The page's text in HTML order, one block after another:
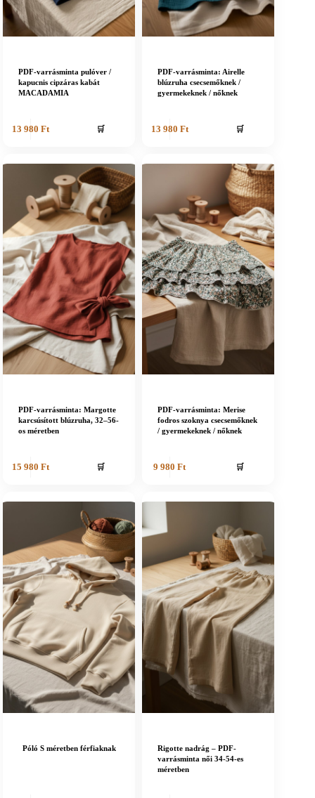
PDF-varrásminta pulóver /
kapucnis cipzáras kabát
MACADAMIA
13 980 Ft 🛒
PDF-varrásminta: Airelle
blúzruha csecsemőknek /
gyermekeknek / nőknek
13 980 Ft 🛒
PDF-varrásminta: Margotte
karcsúsított blúzruha, 32–56-
os méretben
15 980 Ft 🛒
PDF-varrásminta: Merise
fodros szoknya csecsemőknek
/ gyermekeknek / nőknek
9 980Ft 🛒
Póló S méretben férfiaknak
Rigotte nadrág – PDF-
varrásminta női 34-54-es
méretben